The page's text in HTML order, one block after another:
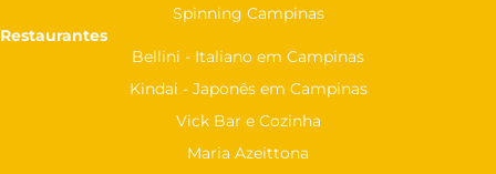
Spinning Campinas
Restaurantes
Bellini - Italiano em Campinas
Kindai - Japonês em Campinas
Vick Bar e Cozinha
Maria Azeittona